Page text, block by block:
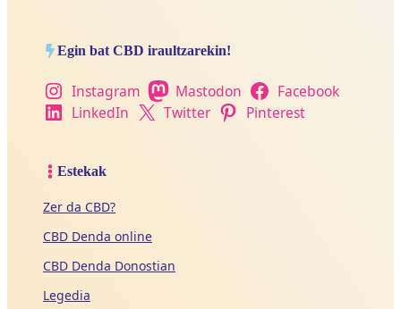
Egin bat CBD iraultzarekin!
Instagram Mastodon
Facebook
LinkedIn
Twitter Pinterest
Estekak
Zer da CBD?
CBD Denda online
CBD Denda Donostian
Legedia